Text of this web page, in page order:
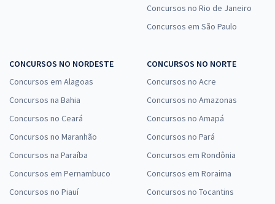
Concursos no Rio de Janeiro
Concursos em São Paulo
CONCURSOS NO NORDESTE
Concursos em Alagoas
Concursos na Bahia
Concursos no Ceará
Concursos no Maranhão
Concursos na Paraíba
Concursos em Pernambuco
Concursos no Piauí
CONCURSOS NO NORTE
Concursos no Acre
Concursos no Amazonas
Concursos no Amapá
Concursos no Pará
Concursos em Rondônia
Concursos em Roraima
Concursos no Tocantins